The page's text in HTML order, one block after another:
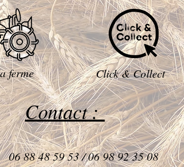
ferme Click & Collect
Contact :
06 88 48 59 53 / 06 98 92 35 08